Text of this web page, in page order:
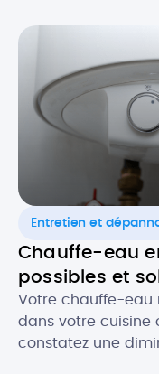
Entretien et
Chauffe-eau
possibles et
Votre chauffe-eau
dans votre cuisine
constatez une